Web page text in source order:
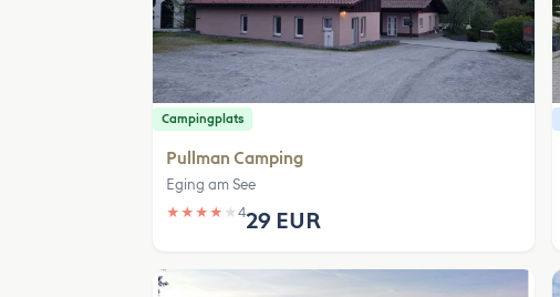
Campingplats
Pullman Camping
Eging am See
★ ★ ★ ★ ★ 429 EUR